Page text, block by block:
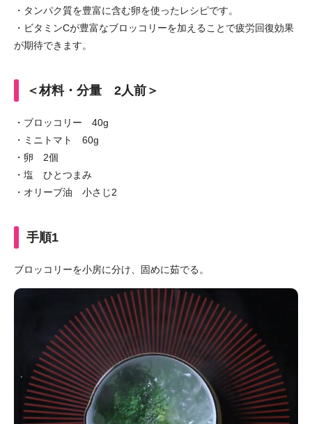
・タンパク質を豊富に含む卵を使ったレシピです。
・ビタミンCが豊富なブロッコリーを加えることで疲労回復効果
が期待できます。
＜材料・分量 2人前＞
・ブロッコリー 40g
・ミニトマト 60g
・卵 2個
・塩 ひとつまみ
・オリーブ油 小さじ2
手順1
ブロッコリーを小房に分け、固めに茹でる。